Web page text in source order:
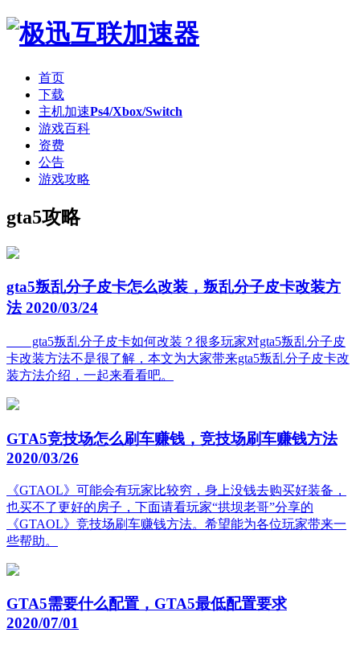
首页
下载
主机加速Ps4/Xbox/Switch
游戏百科
资费
公告
游戏攻略
gta5攻略
gta5叛乱分子皮卡怎么改装，叛乱分子皮卡改装方
法 2020/03/24
gta5叛乱分子皮卡如何改装？很多玩家对gta5叛乱分子皮
卡改装方法不是很了解，本文为大家带来gta5叛乱分子皮卡改
装方法介绍，一起来看看吧。
GTA5竞技场怎么刷车赚钱，竞技场刷车赚钱方法
2020/03/26
《GTAOL》可能会有玩家比较穷，身上没钱去购买好装备，
也买不了更好的房子，下面请看玩家“拱坝老哥”分享的
《GTAOL》竞技场刷车赚钱方法。希望能为各位玩家带来一
些帮助。
GTA5需要什么配置，GTA5最低配置要求
2020/07/01